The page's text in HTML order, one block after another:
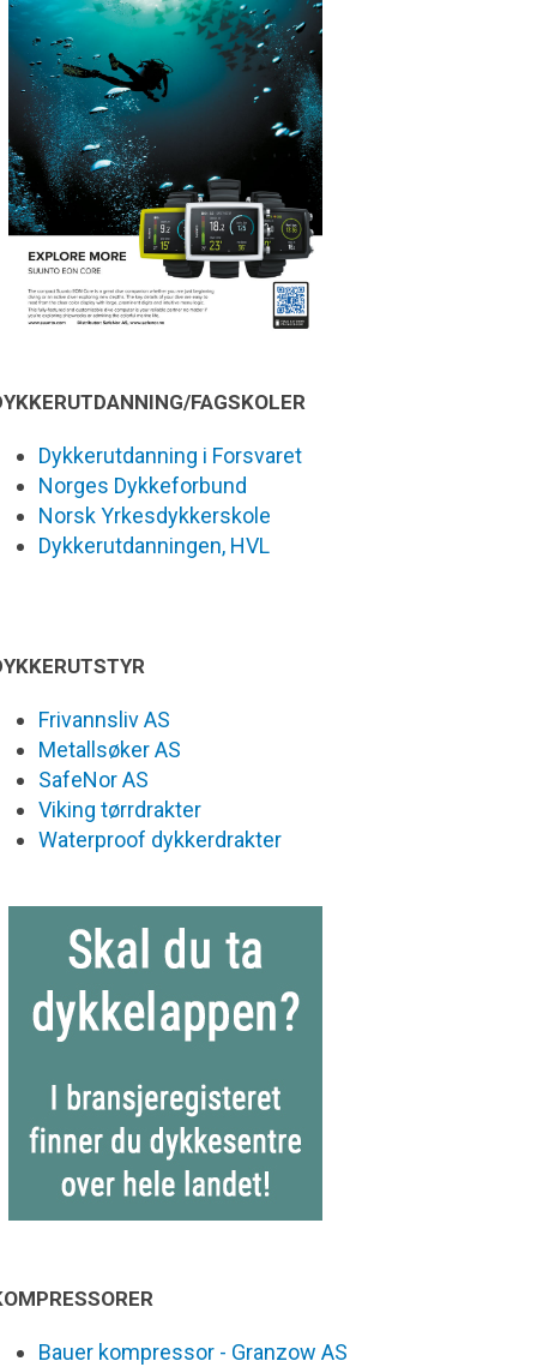
FAGSKOLER
Dykkerutdanning i Forsvaret
Norges Dykkeforbund
Norsk Yrkesdykkerskole
Dykkerutdanningen, HVL
Frivannsliv AS
Metallsøker AS
SafeNor AS
Viking tørrdrakter
Waterproof dykkerdrakter
Bauer kompressor - Granzow AS